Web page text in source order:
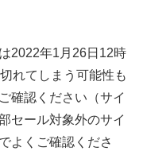
2022年1月26日12時
れてしまう可能性も
確認ください（サイ
セール対象外のサイ
よくご確認くださ